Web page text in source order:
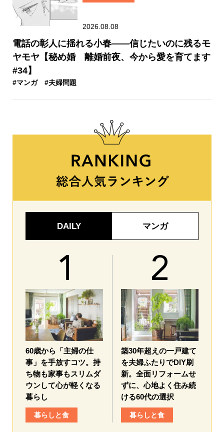
2026.08.08
電話の彰人に揺れる小春――信じたいのに残るモ
ヤモヤ【秘め婚 離婚前夜、今から愛を育てます
#34】
#マンガ #夫婦問題
DAILY マンガ
60歳から「主婦の仕
事」を手放すコツ。持
ち物も家事もスリムダ
ウンして心が軽くなる
暮らし
暮らしと食
築30年超えの一戸建て
を夫婦ふたりでDIY刷
新。全面リフォームせ
ずに、心地よく住み続
ける60代の選択
暮らしと食